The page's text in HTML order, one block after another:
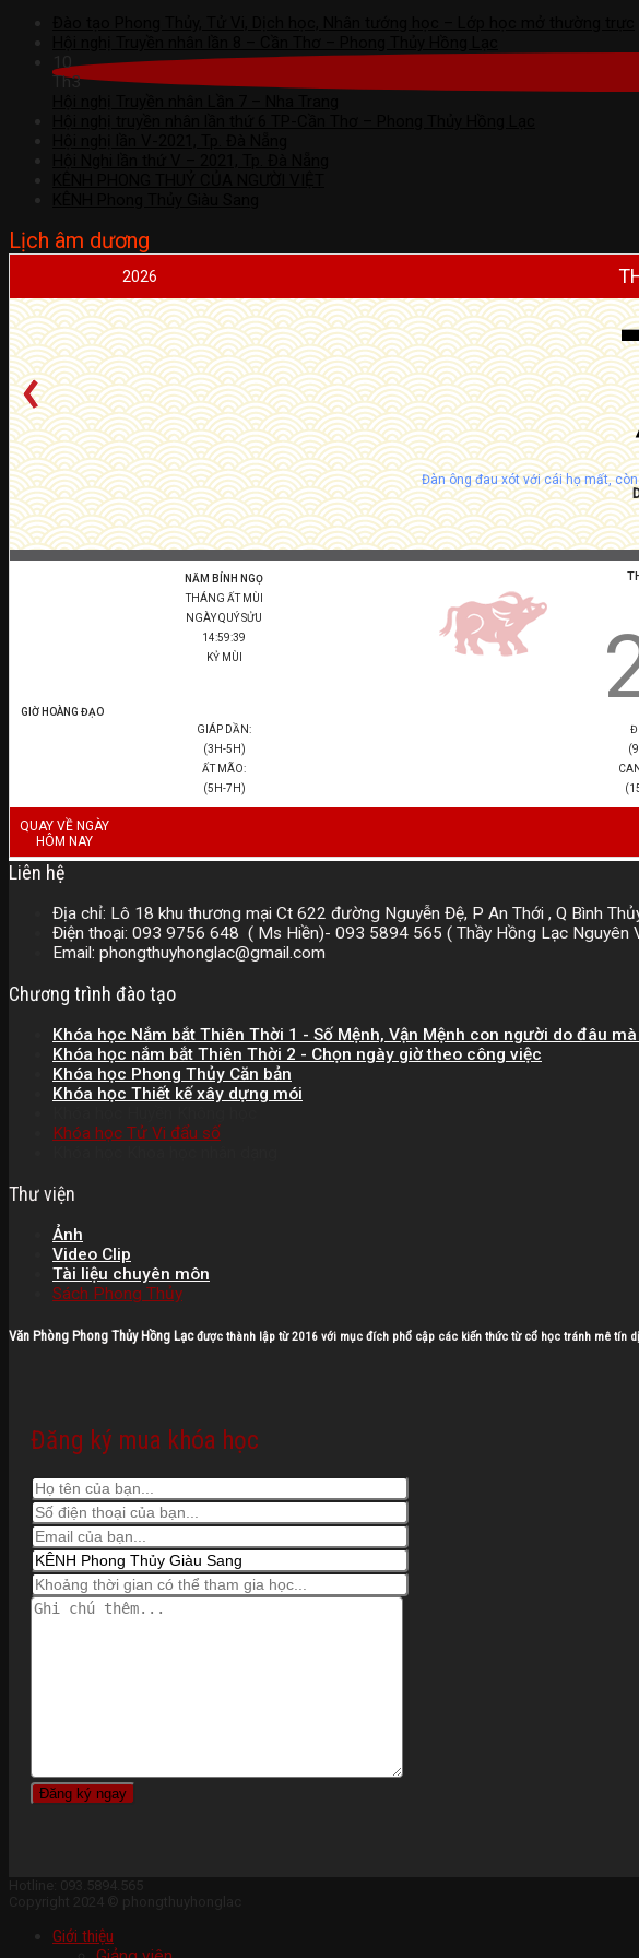
10
Th3
Lịch âm dương
2026
Đàn ông đau xót với cái họ mất,
NĂM BÍNH NGỌ
THÁNG ẤT MÙI
NGÀY QUÝ SỬU
14:59:40
KỶ MÙI
GIỜ HOÀNG ĐẠO
GIÁP DẦN:
(3H-5H)
ẤT MÃO:
(5H-7H)
QUAY VỀ NGÀY
HÔM NAY
Liên hệ
Địa chỉ: Lô 18 khu thương mại Ct 622 đường Nguyễn Đệ, P An Thới , Q Bình
Điện thoại: 093 9756 648 ( Ms Hiền)- 093 5894 565 ( Thầy Hồng Lạc Nguyên
Email: phongthuyhonglac@gmail.com
Chương trình đào tạo
Khóa học Nắm bắt Thiên Thời 1 - Số Mệnh, Vận Mệnh con người do đâu
Khóa học nắm bắt Thiên Thời 2 - Chọn ngày giờ theo công việc
Khóa học Phong Thủy Căn bản
Khóa học Thiết kế xây dựng mói
Khóa học Tử Vi đẩu số
Thư viện
Ảnh
Video Clip
Tài liệu chuyên môn
Sách Phong Thủy
Văn Phòng Phong Thủy Hồng Lạcđược thành lập từ 2016 với mục đích phổ cập các kiến thức từ cổ học tránh mê tín
Đăng ký mua khóa học
Hotline: 093.5894.565
Giới thiệu